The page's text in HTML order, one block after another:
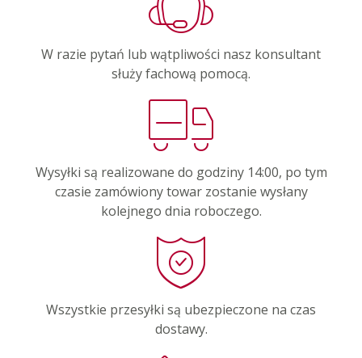
W razie pytań lub wątpliwości nasz konsultant
służy fachową pomocą.
Wysyłki są realizowane do godziny 14:00, po tym
czasie zamówiony towar zostanie wysłany
kolejnego dnia roboczego.
Wszystkie przesyłki są ubezpieczone na czas
dostawy.